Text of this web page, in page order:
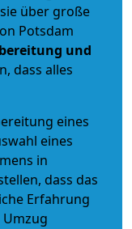
über große
Potsdam
und
dass alles
eines
eines
in
dass das
Erfahrung